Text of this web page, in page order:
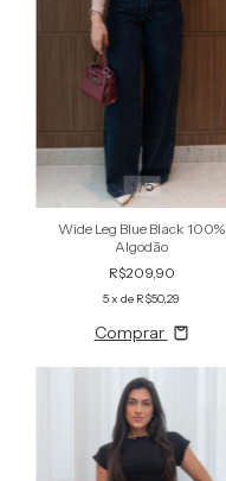
1/5
Wide Leg Blue Black 100%
Algodão
R$209,90
5x de R$50,29
Comprar